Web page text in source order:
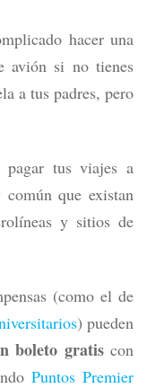
hacer una
avión si no tienes
a tus padres, pero
pagar tus viajes a
que existan
y sitios de
(como el de
) pueden
boleto gratiscon
Puntos Premier